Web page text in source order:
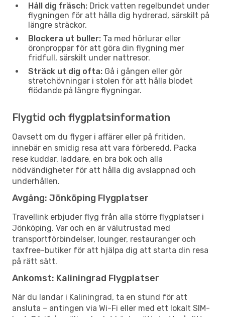
Håll dig fräsch: Drick vatten regelbundet under
flygningen för att hålla dig hydrerad, särskilt på
längre sträckor.
Blockera ut buller: Ta med hörlurar eller
öronproppar för att göra din flygning mer
fridfull, särskilt under nattresor.
Sträck ut dig ofta: Gå i gången eller gör
stretchövningar i stolen för att hålla blodet
flödande på längre flygningar.
Flygtid och flygplatsinformation
Oavsett om du flyger i affärer eller på fritiden,
innebär en smidig resa att vara förberedd. Packa
rese kuddar, laddare, en bra bok och alla
nödvändigheter för att hålla dig avslappnad och
underhållen.
Avgång: Jönköping Flygplatser
Travellink erbjuder flyg från alla större flygplatser i
Jönköping. Var och en är välutrustad med
transportförbindelser, lounger, restauranger och
taxfree-butiker för att hjälpa dig att starta din resa
på rätt sätt.
Ankomst: Kaliningrad Flygplatser
När du landar i Kaliningrad, ta en stund för att
ansluta – antingen via Wi-Fi eller med ett lokalt SIM-